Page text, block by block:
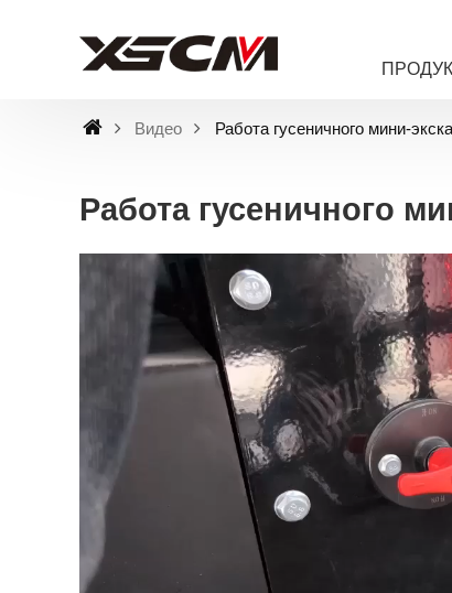
Видео Работа гусеничного мини-
Работа гусеничного